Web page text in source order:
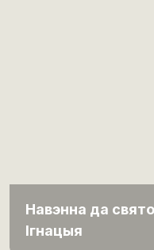
Навэнна да
Ігнацыя